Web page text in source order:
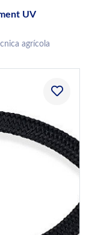
UV
agrícola